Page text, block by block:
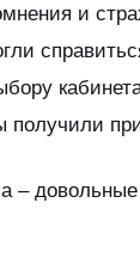
и
получили
–